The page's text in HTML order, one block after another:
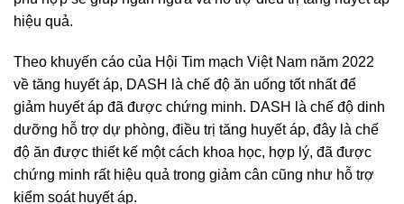
hiệu quả.
Theo khuyến cáo của Hội Tim mạch Việt Nam năm 2022
về tăng huyết áp, DASH là chế độ ăn uống tốt nhất để
giảm huyết áp đã được chứng minh. DASH là chế độ dinh
dưỡng hỗ trợ dự phòng, điều trị tăng huyết áp, đây là chế
độ ăn được thiết kế một cách khoa học, hợp lý, đã được
chứng minh rất hiệu quả trong giảm cân cũng như hỗ trợ
kiểm soát huyết áp.